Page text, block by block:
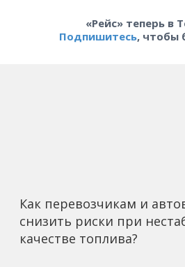
«Рейс» теперь в
Подпишитесь, чтобы
Как перевозчикам и
снизить риски при
качестве топлива?